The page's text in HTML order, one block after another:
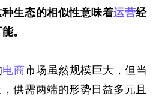
生态的相似性意味着运营经
。
电商市场虽然规模巨大，但当
供需两端的形势日益多元且